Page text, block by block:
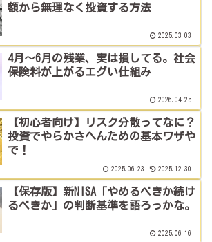
額から無理なく投資する方法
2025.03.03
4月～6月の残業、実は損してる。社会
保険料が上がるエグい仕組み
2026.04.25
【初心者向け】リスク分散ってなに？
投資でやらかさへんための基本ワザや
で！
2025.06.23 2025.12.30
【保存版】新NISA「やめるべきか続け
るべきか」の判断基準を語ろっかな。
2025.06.16